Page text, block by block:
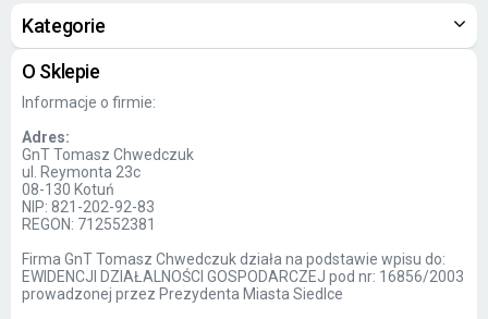
Kategorie
O Sklepie
Informacje o firmie:
Adres:
GnT Tomasz Chwedczuk
ul. Reymonta 23c
08-130 Kotuń
NIP: 821-202-92-83
REGON: 712552381
Firma GnT Tomasz Chwedczuk działa na podstawie wpisu do:
EWIDENCJI DZIAŁALNOŚCI GOSPODARCZEJ pod nr: 16856/2003
prowadzonej przez Prezydenta Miasta Siedlce